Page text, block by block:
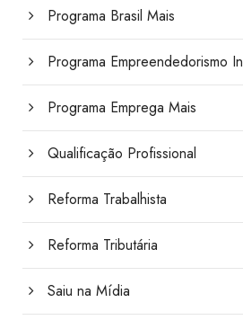
Programa Brasil Mais
Programa Empreendedorismo
Programa Emprega Mais
Qualificação Profissional
Reforma Trabalhista
Reforma Tributária
Saiu na Mídia